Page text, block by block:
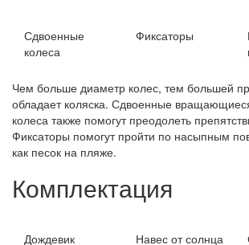
Сдвоенные
колеса
Фиксаторы
Чем больше диаметр колес, тем большей
обладает коляска. Сдвоенные
колеса также помогут преодолеть
Фиксаторы помогут пройти по насыпным
как песок на пляже.
Комплектация
Дождевик Навес от солнца